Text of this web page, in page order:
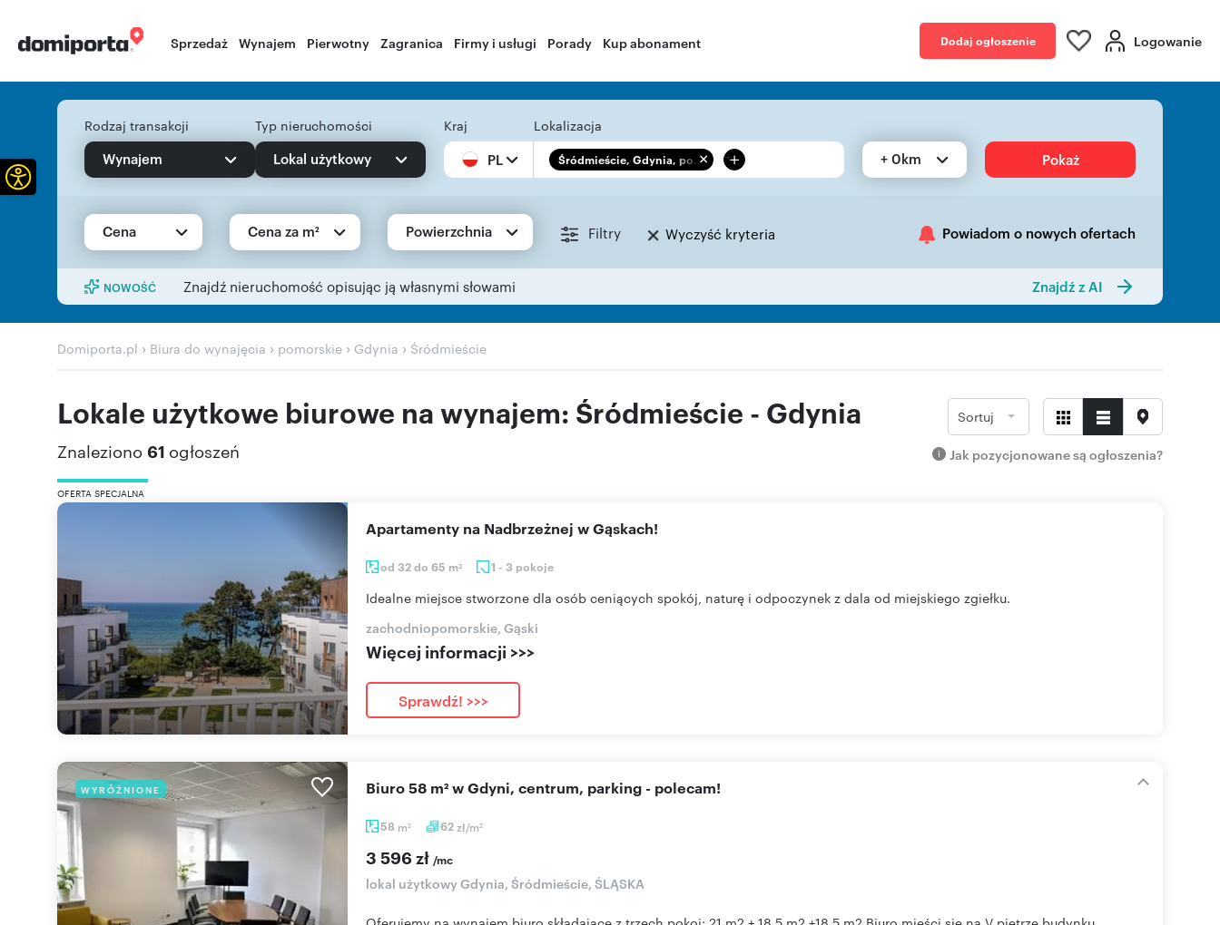
Sprzedaż Wynajem Pierwotny Zagranica Firmy i usługi Porady Kup abonament Dodaj ogłoszenie Logowanie
Rodzaj transakcji
Wynajem
Typ nieruchomości
Lokal użytkowy
Kraj
PL
Lokalizacja
Śródmieście, Gdynia, po... + + 0km Pokaż
Cena Cena za m² Powierzchnia Filtry Wyczyść kryteria Powiadom o nowych ofertach
NOWOŚĆ Znajdź nieruchomość opisując ją własnymi słowami Znajdź z AI
Domiporta.pl › Biura do wynajęcia › pomorskie › Gdynia › Śródmieście
Lokale użytkowe biurowe na wynajem: Śródmieście - Gdynia
Znaleziono 61 ogłoszeń
Sortuj
Jak pozycjonowane są ogłoszenia?
OFERTA SPECJALNA
od 32 do 65 m2 1 - 3 pokoje
Apartamenty na Nadbrzeżnej w Gąskach!
Idealne miejsce stworzone dla osób ceniących spokój, naturę i odpoczynek z dala od miejskiego zgiełku.
zachodniopomorskie, Gąski
Więcej informacji >>>
Sprawdź! >>>
WYRÓŻNIONE
58 m2 62zł/m2
Biuro 58 m² w Gdyni, centrum, parking - polecam!
3 596 zł /mc
lokal użytkowy Gdynia, Śródmieście, ŚLĄSKA
Otwórz pasek narzędzi